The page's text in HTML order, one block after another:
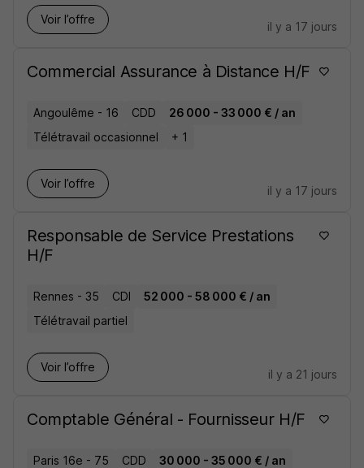
Voir l’offre
il y a 17 jours
Commercial Assurance à Distance H/F
Angoulême - 16 CDD
26 000 - 33 000 € / an
Télétravail occasionnel
+ 1
Voir l’offre
il y a 17 jours
Responsable de Service Prestations
H/F
Rennes - 35 CDI
52 000 - 58 000 € / an
Télétravail partiel
Voir l’offre
il y a 21 jours
Comptable Général - Fournisseur H/F
Paris 16e - 75 CDD
30 000 - 35 000 € / an